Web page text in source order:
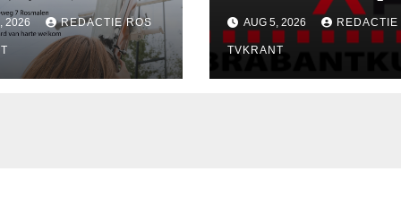
van
Rosmalen !
2026 REDACTIE ROS
in KuBra-Art
nodigt uit tot
ontmoeting en
reflectie
AUG 5, 2026 REDACTIE
TVKRANT